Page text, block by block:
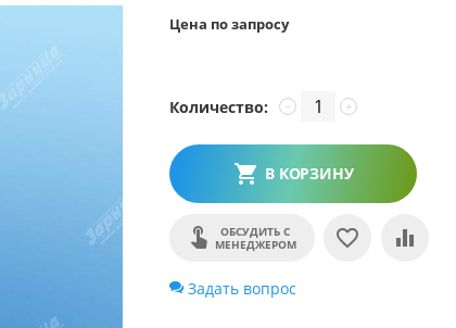
Цена по запросу
Количество: +
−
В КОРЗИНУ
ОБСУДИТЬ С
МЕНЕДЖЕРОМ
Задать вопрос